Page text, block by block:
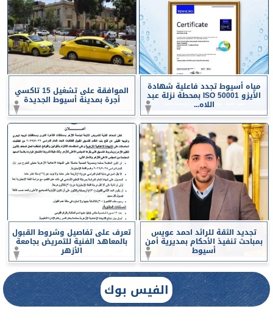
مياه أسيوط تجدد فاعلية شهادة
الأيزو ISO 50001 بمحطة نزلة عبد
اللاه...
الموافقة على تشغيل 15 تاكسي
أجرة بمدينة أسيوط الجديدة
تجديد الثقة للرائد احمد عويس
بمباحث تنفيذ الأحكام بمديرية أمن
أسيوط
تعرف على تفاصيل وشروط القبول
بالمعاهد الفنية للتمريض بجامعة
الأزهر
الفيس بوك